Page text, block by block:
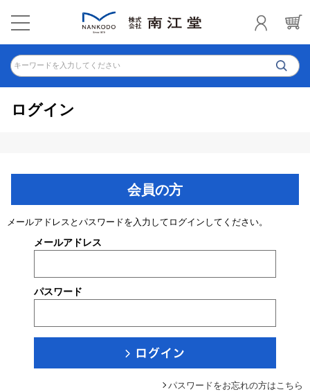
キーワードを入力してください
ログイン
会員の方
メールアドレスとパスワードを入力してログインしてください。
メールアドレス
パスワード
パスワードをお忘れの方はこちら